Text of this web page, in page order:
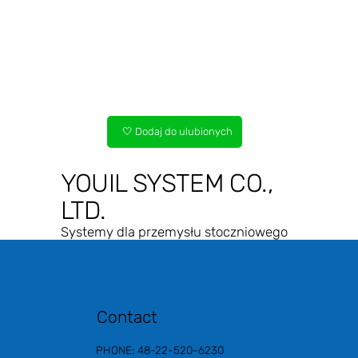
🤍 Dodaj do ulubionych
YOUIL SYSTEM CO.,
LTD.
Systemy dla przemysłu stoczniowego
Contact
PHONE: 48-22-520-6230